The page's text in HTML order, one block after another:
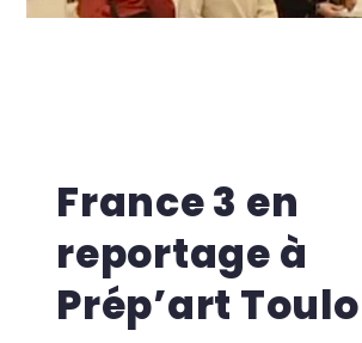
France 3 en
reportage à
Prép’art